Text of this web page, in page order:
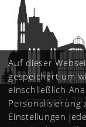
copyright
Auf dieser
gespeichert um
einschließlich
Personalisierung
Einstellungen